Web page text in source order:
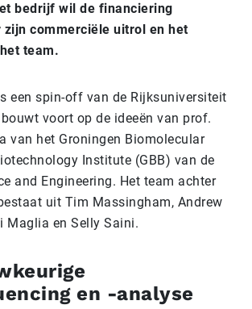
bedrijf wil de financiering
zijn commerciële uitrol en het
team.
een spin-off van de Rijksuniversiteit
voort op de ideeën van prof.
van het Groningen Biomolecular
Institute (GBB) van de
and Engineering. Het team achter
uit Tim Massingham, Andrew
Maglia en Selly Saini.
en -analyse